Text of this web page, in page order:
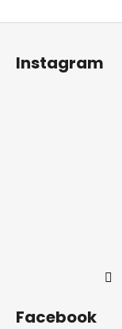
Z
Instagram
Facebook